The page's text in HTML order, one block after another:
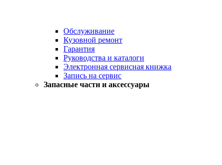
Обслуживание
Кузовной ремонт
Гарантия
Руководства и каталоги
Электронная сервисная книжка
Запись на сервис
Запасные части и аксессуары